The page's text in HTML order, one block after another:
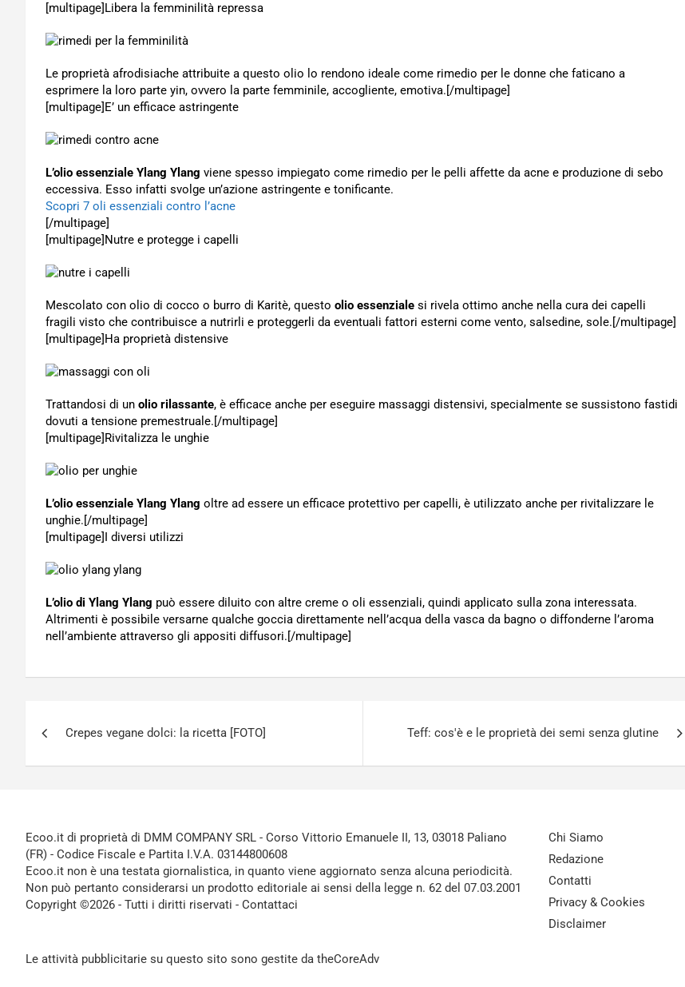
[multipage]Libera la femminilità repressa
Le proprietà afrodisiache attribuite a questo olio lo rendono ideale come rimedio per le donne che faticano a
esprimere la loro parte yin, ovvero la parte femminile, accogliente, emotiva.[/multipage]
[multipage]E’ un efficace astringente
L’olio essenziale Ylang Ylang viene spesso impiegato come rimedio per le pelli affette da acne e produzione di sebo
eccessiva. Esso infatti svolge un’azione astringente e tonificante.
Scopri 7 oli essenziali contro l’acne
[/multipage]
[multipage]Nutre e protegge i capelli
Mescolato con olio di cocco o burro di Karitè, questo olio essenziale si rivela ottimo anche nella cura dei capelli
fragili visto che contribuisce a nutrirli e proteggerli da eventuali fattori esterni come vento, salsedine, sole.[/multipage]
[multipage]Ha proprietà distensive
Trattandosi di un olio rilassante, è efficace anche per eseguire massaggi distensivi, specialmente se sussistono fastidi
dovuti a tensione premestruale.[/multipage]
[multipage]Rivitalizza le unghie
L’olio essenziale Ylang Ylang oltre ad essere un efficace protettivo per capelli, è utilizzato anche per rivitalizzare le
unghie.[/multipage]
[multipage]I diversi utilizzi
L’olio di Ylang Ylang può essere diluito con altre creme o oli essenziali, quindi applicato sulla zona interessata.
Altrimenti è possibile versarne qualche goccia direttamente nell’acqua della vasca da bagno o diffonderne l’aroma
nell’ambiente attraverso gli appositi diffusori.[/multipage]
articoli
Crepes vegane dolci: la ricetta [FOTO] Teff: cos'è e le proprietà dei semi senza glutine
Ecoo.it di proprietà di DMM COMPANY SRL - Corso Vittorio Emanuele II, 13, 03018 Paliano
(FR) - Codice Fiscale e Partita I.V.A. 03144800608
Ecoo.it non è una testata giornalistica, in quanto viene aggiornato senza alcuna periodicità.
Non può pertanto considerarsi un prodotto editoriale ai sensi della legge n. 62 del 07.03.2001
Copyright ©2026 - Tutti i diritti riservati - Contattaci
Le attività pubblicitarie su questo sito sono gestite da theCoreAdv
Chi Siamo
Redazione
Contatti
Privacy & Cookies
Disclaimer